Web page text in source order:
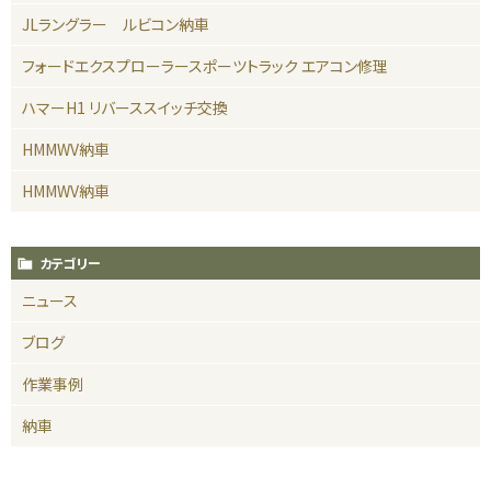
JLラングラー ルビコン納車
フォードエクスプローラースポーツトラック エアコン修理
ハマーH1 リバーススイッチ交換
HMMWV納車
HMMWV納車
カテゴリー
ニュース
ブログ
作業事例
納車